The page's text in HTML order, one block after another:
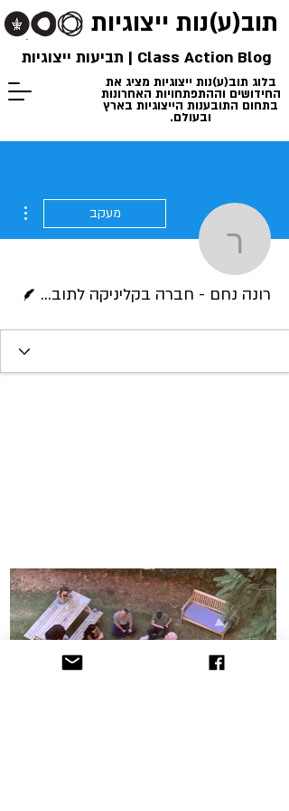
תוב(ע)נות ייצוגיות
בלוג תוב(ע)נות ייצוגיות מציג את
החידושים וההתפתחויות האחרונות
בתחום התובענות הייצוגיות בארץ
ובעולם.
Class Action Blog | תביעות ייצוגיות
רונה נחם - חברה
מעקב
רונה נחם - חברה בקליניקה לתובענות ייצוגיות